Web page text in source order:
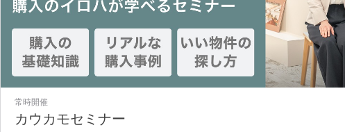
常時開催
カウカモセミナー